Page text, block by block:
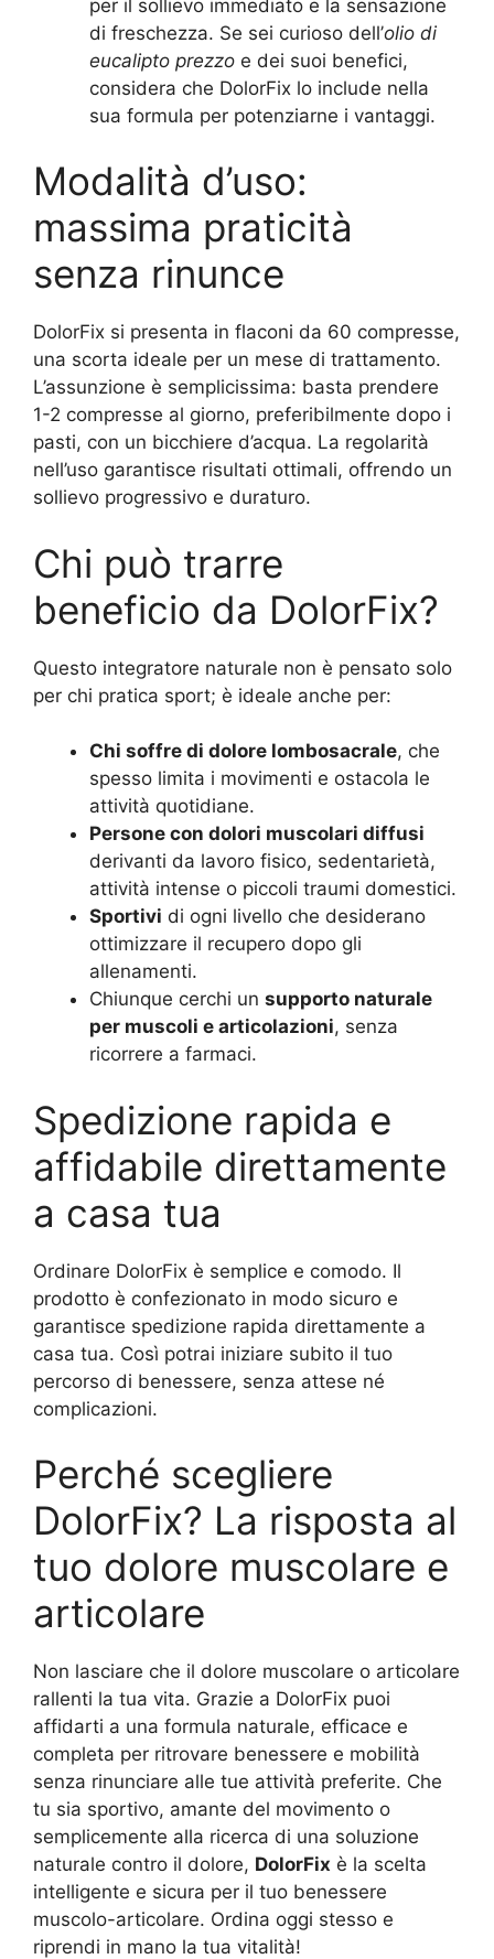
per il sollievo immediato e la sensazione
di freschezza. Se sei curioso dell’olio di
eucalipto prezzo e dei suoi benefici,
considera che DolorFix lo include nella
sua formula per potenziarne i vantaggi.
Modalità d’uso:
massima praticità
senza rinunce
DolorFix si presenta in flaconi da 60 compresse,
una scorta ideale per un mese di trattamento.
L’assunzione è semplicissima: basta prendere
1-2 compresse al giorno, preferibilmente dopo i
pasti, con un bicchiere d’acqua. La regolarità
nell’uso garantisce risultati ottimali, offrendo un
sollievo progressivo e duraturo.
Chi può trarre
beneficio da DolorFix?
Questo integratore naturale non è pensato solo
per chi pratica sport; è ideale anche per:
Chi soffre di dolore lombosacrale, che
spesso limita i movimenti e ostacola le
attività quotidiane.
Persone con dolori muscolari diffusi
derivanti da lavoro fisico, sedentarietà,
attività intense o piccoli traumi domestici.
Sportivi di ogni livello che desiderano
ottimizzare il recupero dopo gli
allenamenti.
Chiunque cerchi un supporto naturale
per muscoli e articolazioni, senza
ricorrere a farmaci.
Spedizione rapida e
affidabile direttamente
a casa tua
Ordinare DolorFix è semplice e comodo. Il
prodotto è confezionato in modo sicuro e
garantisce spedizione rapida direttamente a
casa tua. Così potrai iniziare subito il tuo
percorso di benessere, senza attese né
complicazioni.
Perché scegliere
DolorFix? La risposta al
tuo dolore muscolare e
articolare
Non lasciare che il dolore muscolare o articolare
rallenti la tua vita. Grazie a DolorFix puoi
affidarti a una formula naturale, efficace e
completa per ritrovare benessere e mobilità
senza rinunciare alle tue attività preferite. Che
tu sia sportivo, amante del movimento o
semplicemente alla ricerca di una soluzione
naturale contro il dolore, DolorFix è la scelta
intelligente e sicura per il tuo benessere
muscolo-articolare. Ordina oggi stesso e
riprendi in mano la tua vitalità!